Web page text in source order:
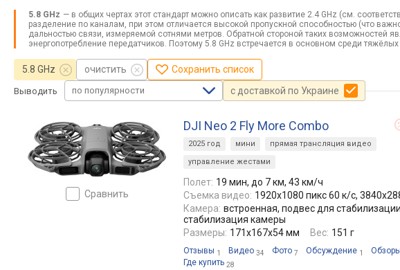
5.8 GHz — в общих чертах этот стандарт можно описать как развитие 2.4 GHz (см.
разделение по каналам, при этом отличается высокой пропускной способностью (что
дальностью связи, измеряемой сотнями метров. Обратной стороной таких возможностей
энергопотребление передатчиков. Поэтому 5.8 GHz встречается в основном среди
5.8 GHz очистить Сохранить список
Выводить по популярности с доставкой по Украине
сравнить
DJI Neo 2 Fly More Combo
2025 год мини
прямая трансляция видео
управление жестами
Полет: 19 мин, до 7 км, 43 км/ч
Съемка видео: 1920x1080 пикс 60 к/с,
Камера: встроенная, подвес для
cтабилизация камеры
Размеры: 171x167x54 мм Вес: 151 г
Отзывы 1 Видео 34 Фото 7 Обсуждение 1 Обзоры
Где купить 28